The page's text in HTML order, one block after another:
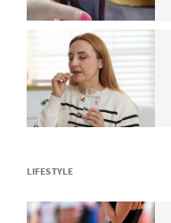
LIFESTYLE